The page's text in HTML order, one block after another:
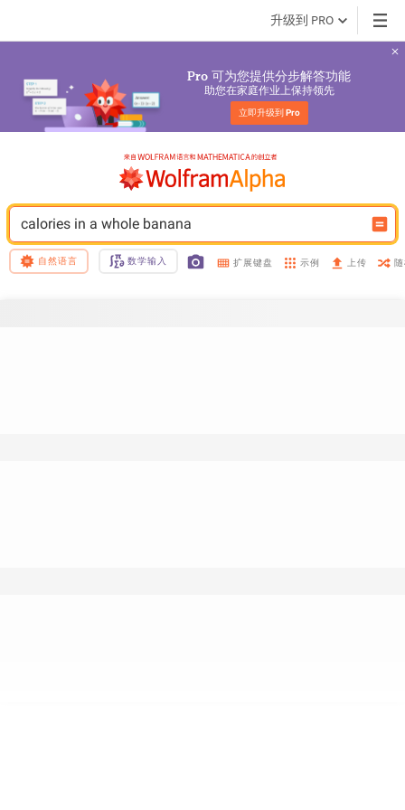
升级到 PRO
Pro 可为您提供分步解答功能
助您在家庭作业上保持领先
立即升级到 Pro
calories in a whole banana
自然语言 数学输入 扩展键盘 示例 上传